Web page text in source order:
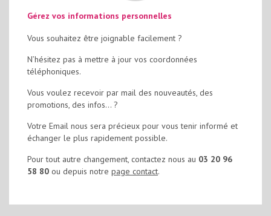
Gérez vos informations personnelles
Vous souhaitez être joignable facilement ?
N’hésitez pas à mettre à jour vos coordonnées
téléphoniques.
Vous voulez recevoir par mail des nouveautés, des
promotions, des infos… ?
Votre Email nous sera précieux pour vous tenir informé et
échanger le plus rapidement possible.
Pour tout autre changement, contactez nous au 03 20 96
58 80 ou depuis notre page contact.